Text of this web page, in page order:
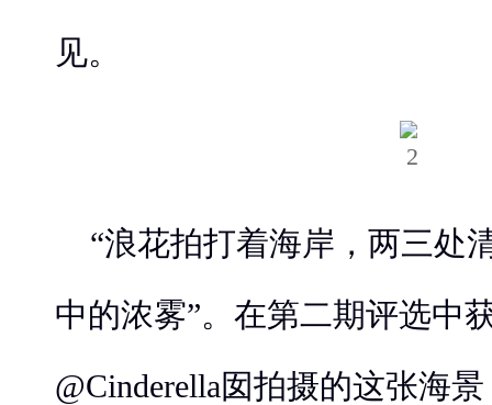
见。
“浪花拍打着海岸，两三处
中的浓雾”。在第二期评选中
@Cinderella囡拍摄的这张海